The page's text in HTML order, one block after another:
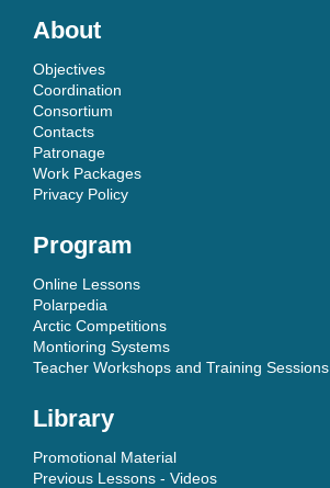
About
Objectives
Coordination
Consortium
Contacts
Patronage
Work Packages
Privacy Policy
Program
Online Lessons
Polarpedia
Arctic Competitions
Montioring Systems
Teacher Workshops and Training Sessions
Library
Promotional Material
Previous Lessons - Videos